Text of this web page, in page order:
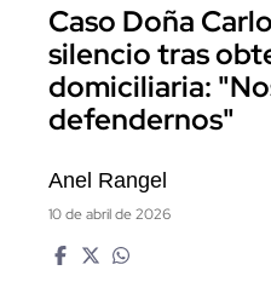
Caso Doña
silencio tras
domiciliaria:
defendernos"
Anel Rangel
10 de abril de 2026